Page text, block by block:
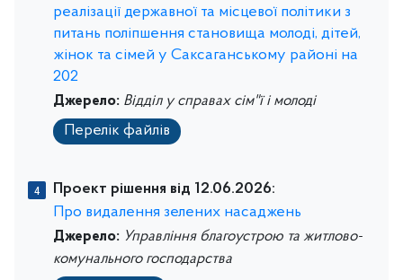
реалізації державної та місцевої політики з
питань поліпшення становища молоді, дітей,
жінок та сімей у Саксаганському районі на
202
Джерело: Відділ у справах сім"ї і молоді
Перелік файлів
Проект рішення від 12.06.2026:
Про видалення зелених насаджень
Джерело: Управління благоустрою та житлово-
комунального господарства